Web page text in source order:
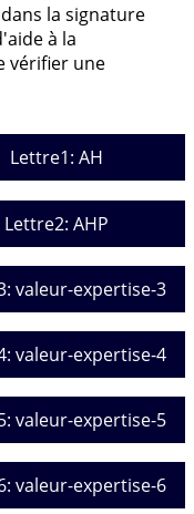
la signature
à la
vérifier une
Lettre1: AH
Lettre2: AHP
valeur-expertise-3
valeur-expertise-4
valeur-expertise-5
valeur-expertise-6